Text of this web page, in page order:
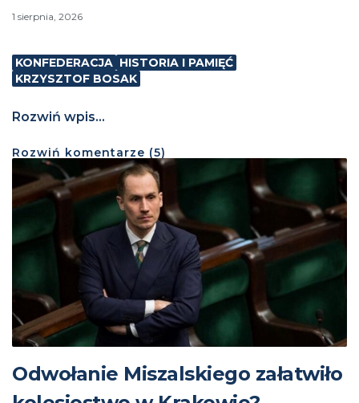
1 sierpnia, 2026
KONFEDERACJA HISTORIA I PAMIĘĆ
KRZYSZTOF BOSAK
Rozwiń wpis...
Rozwiń komentarze (5)
Odwołanie Miszalskiego załatwiło